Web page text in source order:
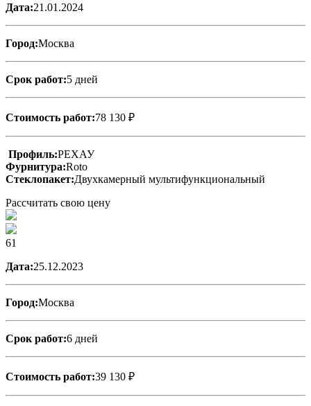
Дата:21.01.2024
Город:Москва
Срок работ:5 дней
Стоимость работ:78 130 ₽
Профиль:РЕХАУ
Фурнитура:Roto
Стеклопакет:Двухкамерный мультифункциональный
Рассчитать свою цену
61
Дата:25.12.2023
Город:Москва
Срок работ:6 дней
Стоимость работ:39 130 ₽